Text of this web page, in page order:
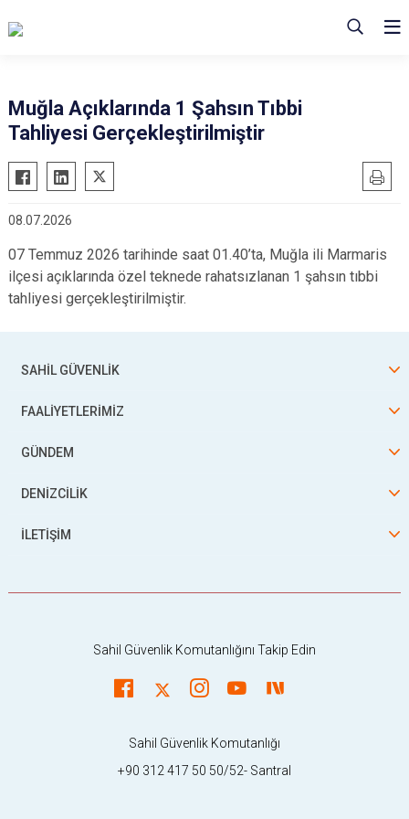
Muğla Açıklarında 1 Şahsın Tıbbi
Tahliyesi Gerçekleştirilmiştir
08.07.2026
07 Temmuz 2026 tarihinde saat 01.40’ta, Muğla ili Marmaris
ilçesi açıklarında özel teknede rahatsızlanan 1 şahsın tıbbi
tahliyesi gerçekleştirilmiştir.
SAHİL GÜVENLİK
FAALİYETLERİMİZ
GÜNDEM
DENİZCİLİK
İLETİŞİM
Sahil Güvenlik Komutanlığını Takip Edin
Sahil Güvenlik Komutanlığı
+90 312 417 50 50/52- Santral